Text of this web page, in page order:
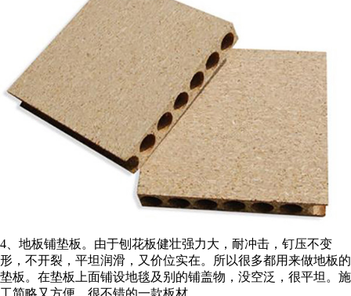
4、地板铺垫板。由于刨花板健壮强力大，耐冲击，钉压不变
形，不开裂，平坦润滑，又价位实在。所以很多都用来做地板的
垫板。在垫板上面铺设地毯及别的铺盖物，没空泛，很平坦。施
工简略又方便，很不错的一款板材。